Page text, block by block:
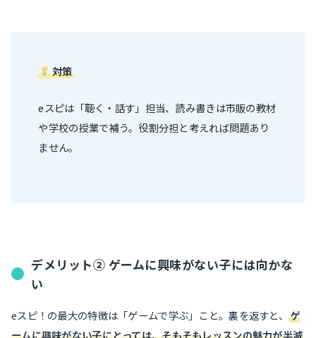
対策
eスピは「聴く・話す」担当、読み書きは市販の教材
や学校の授業で補う。役割分担と考えれば問題あり
ません。
デメリット② ゲームに興味がない子には向かな
い
eスピ！の最大の特徴は「ゲームで学ぶ」こと。裏を返すと、ゲ
ームに興味がない子にとっては、そもそもレッスンの魅力が半減